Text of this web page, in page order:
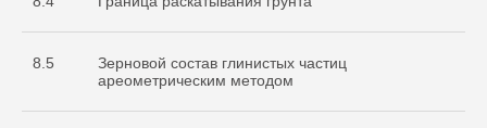
8.5
Зерновой состав глинистых частиц
ареометрическим методом